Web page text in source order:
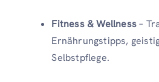
Fitness & Wellness–
Ernährungstipps,
Selbstpflege.